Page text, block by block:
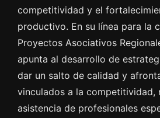
competitividad y el
productivo. En su línea para la
Proyectos Asociativos
apunta al desarrollo de
dar un salto de calidad y
vinculados a la competitividad,
asistencia de profesionales